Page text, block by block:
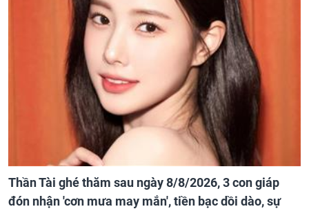
Thần Tài ghé thăm sau ngày 8/8/2026, 3 con giáp
đón nhận 'cơn mưa may mắn', tiền bạc dồi dào, sự